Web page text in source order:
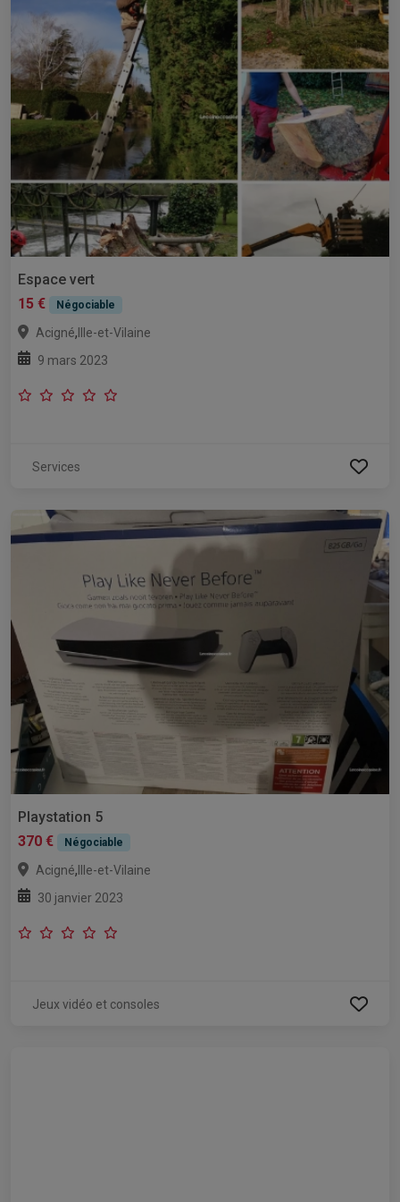
Espace vert
15 €
Négociable
Acigné, Ille-et-Vilaine
9 mars 2023
Services
Playstation 5
370 €
Négociable
Acigné, Ille-et-Vilaine
30 janvier 2023
Jeux vidéo et consoles